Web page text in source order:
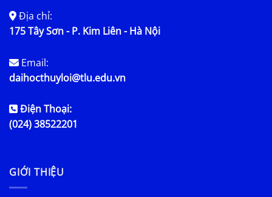
Địa chỉ:
175 Tây Sơn - P. Kim Liên - Hà Nội
Email:
daihocthuyloi@tlu.edu.vn
Điện Thoại:
(024) 38522201
GIỚI THIỆU